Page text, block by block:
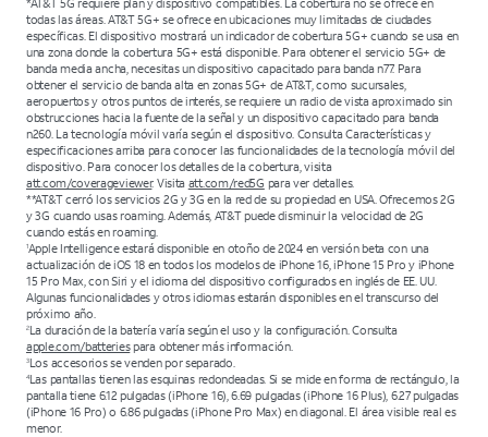
*AT&T 5G requiere plan y dispositivo compatibles. La cobertura no se ofrece en
todas las áreas. AT&T 5G+ se ofrece en ubicaciones muy limitadas de ciudades
específicas. El dispositivo mostrará un indicador de cobertura 5G+ cuando se usa en
una zona donde la cobertura 5G+ está disponible. Para obtener el servicio 5G+ de
banda media ancha, necesitas un dispositivo capacitado para banda n77. Para
obtener el servicio de banda alta en zonas 5G+ de AT&T, como sucursales,
aeropuertos y otros puntos de interés, se requiere un radio de vista aproximado sin
obstrucciones hacia la fuente de la señal y un dispositivo capacitado para banda
n260. La tecnología móvil varía según el dispositivo. Consulta Características y
especificaciones arriba para conocer las funcionalidades de la tecnología móvil del
dispositivo. Para conocer los detalles de la cobertura, visita
att.com/coverageviewer. Visita att.com/red5G para ver detalles.
**AT&T cerró los servicios 2G y 3G en la red de su propiedad en USA. Ofrecemos 2G
y 3G cuando usas roaming. Además, AT&T puede disminuir la velocidad de 2G
cuando estás en roaming.
1Apple Intelligence estará disponible en otoño de 2024 en versión beta con una
actualización de iOS 18 en todos los modelos de iPhone 16, iPhone 15 Pro y iPhone
15 Pro Max, con Siri y el idioma del dispositivo configurados en inglés de EE. UU.
Algunas funcionalidades y otros idiomas estarán disponibles en el transcurso del
próximo año.
2La duración de la batería varía según el uso y la configuración. Consulta
apple.com/batteriespara obtener más información.
3Los accesorios se venden por separado.
4Las pantallas tienen las esquinas redondeadas. Si se mide en forma de rectángulo, la
pantalla tiene 6.12 pulgadas (iPhone 16), 6.69 pulgadas (iPhone 16 Plus), 6.27 pulgadas
(iPhone 16 Pro) o 6.86 pulgadas (iPhone Pro Max) en diagonal. El área visible real es
menor.